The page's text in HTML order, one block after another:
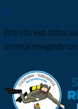
×
Este sitio web utiliza
continúa navegando